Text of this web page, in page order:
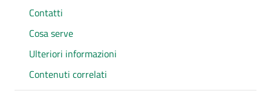
Contatti
Cosa serve
Ulteriori informazioni
Contenuti correlati